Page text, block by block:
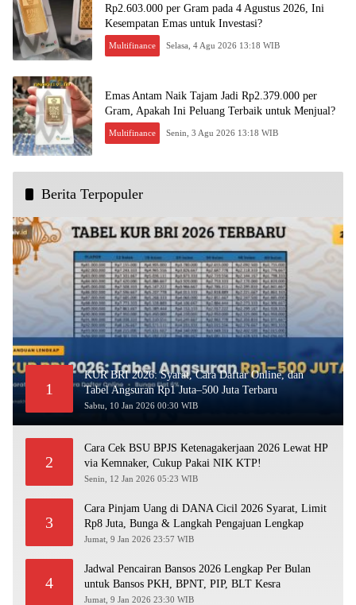
Rp2.603.000 per Gram pada 4 Agustus 2026, Ini
Kesempatan Emas untuk Investasi?
Multifinance Selasa, 4 Agu 2026 13:18 WIB
Emas Antam Naik Tajam Jadi Rp2.379.000 per
Gram, Apakah Ini Peluang Terbaik untuk Menjual?
Multifinance Senin, 3 Agu 2026 13:18 WIB
Berita Terpopuler
1
KUR BRI 2026: Syarat, Cara Daftar Online, dan
Tabel Angsuran Rp1 Juta–500 Juta Terbaru
Sabtu, 10 Jan 2026 00:30 WIB
2
Cara Cek BSU BPJS Ketenagakerjaan 2026 Lewat HP
via Kemnaker, Cukup Pakai NIK KTP!
Senin, 12 Jan 2026 05:23 WIB
3
Cara Pinjam Uang di DANA Cicil 2026 Syarat, Limit
Rp8 Juta, Bunga & Langkah Pengajuan Lengkap
Jumat, 9 Jan 2026 23:57 WIB
4
Jadwal Pencairan Bansos 2026 Lengkap Per Bulan
untuk Bansos PKH, BPNT, PIP, BLT Kesra
Jumat, 9 Jan 2026 23:30 WIB